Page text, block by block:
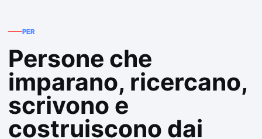
PER
Persone che
imparano, ricercano,
scrivono e
costruiscono dai